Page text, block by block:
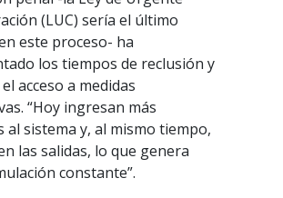
(LUC) sería el último
este proceso- ha
los tiempos de reclusión y
acceso a medidas
“Hoy ingresan más
al sistema y, al mismo tiempo,
las salidas, lo que genera
constante”.